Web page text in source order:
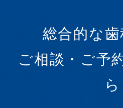
総合的な
ご相談・ご予
ら